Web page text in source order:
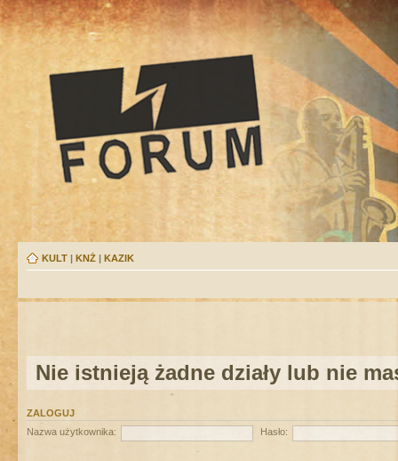
KULT | KNŻ | KAZIK
Nie istnieją żadne działy lub nie
ZALOGUJ
Nazwa użytkownika:
Hasło: